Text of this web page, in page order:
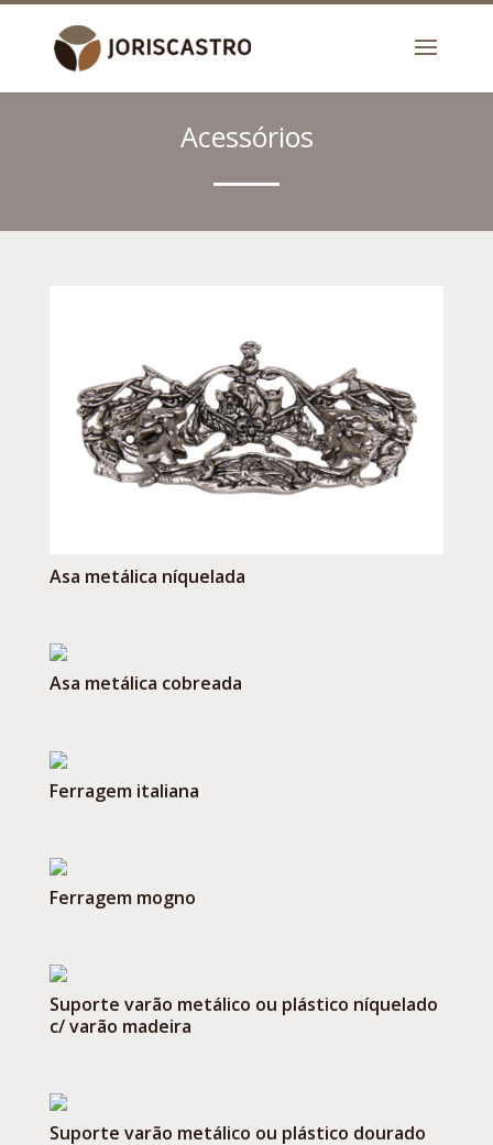
Acessórios
Asa metálica níquelada
Asa metálica cobreada
Ferragem italiana
Ferragem mogno
Suporte varão metálico ou plástico níquelado
c/ varão madeira
Suporte varão metálico ou plástico dourado